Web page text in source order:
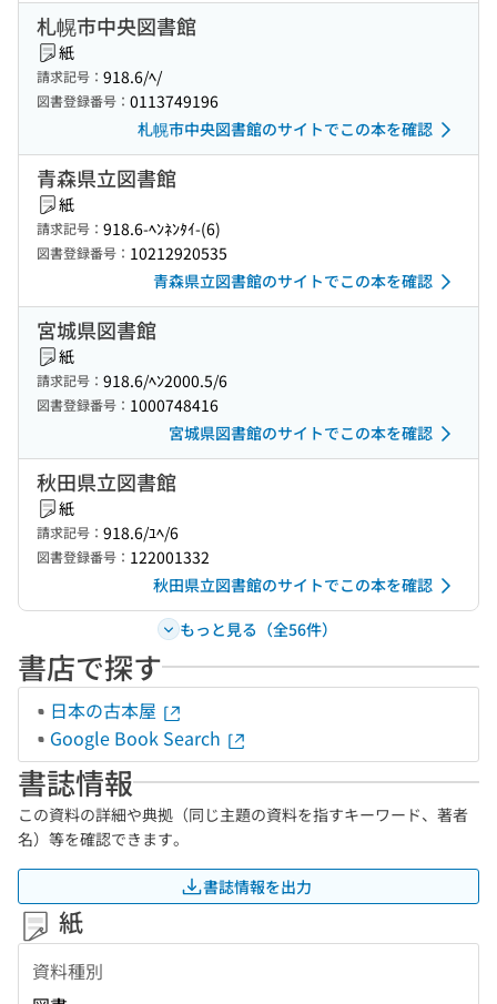
札幌市中央図書館
紙
請求記号： 918.6/ﾍ/
図書登録番号： 0113749196
札幌市中央図書館のサイトでこの本を確認
青森県立図書館
紙
請求記号： 918.6-ﾍﾝﾈﾝﾀｲ-(6)
図書登録番号： 10212920535
青森県立図書館のサイトでこの本を確認
宮城県図書館
紙
請求記号： 918.6/ﾍﾝ2000.5/6
図書登録番号： 1000748416
宮城県図書館のサイトでこの本を確認
秋田県立図書館
紙
請求記号： 918.6/ﾕﾍ/6
図書登録番号： 122001332
秋田県立図書館のサイトでこの本を確認
もっと見る（全56件）
書店で探す
日本の古本屋
Google Book Search
書誌情報
この資料の詳細や典拠（同じ主題の資料を指すキーワード、著者
名）等を確認できます。
書誌情報を出力
紙
資料種別